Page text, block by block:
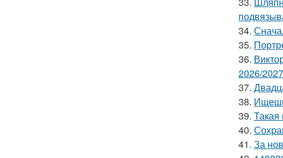
34.
35.
36.
2026/
37.
38.
39.
40.
41. За